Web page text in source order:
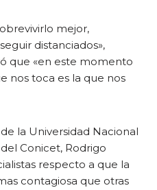
mejor,
distanciados»,
que «en este momento
nos toca es la que nos
la Universidad Nacional
Conicet, Rodrigo
respecto a que la
contagiosa que otras